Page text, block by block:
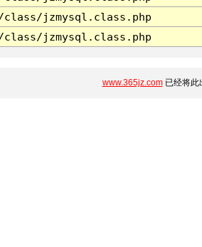
class/jzmysql.class.php
class/jzmysql.class.php
www.365jz.com已经将此